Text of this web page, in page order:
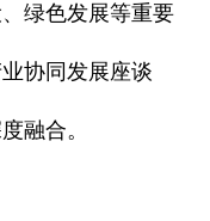
绿色发展等重要
协同发展座谈
融合。